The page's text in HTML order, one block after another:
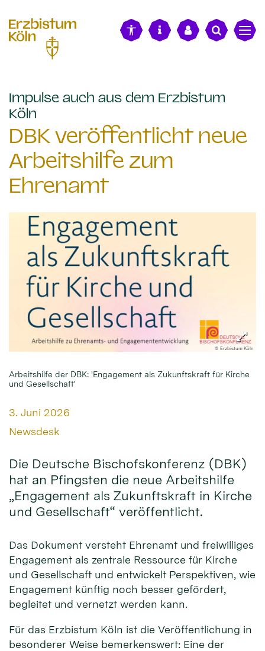
Impulse auch aus dem Erzbistum
Köln
DBK veröffentlicht neue
Arbeitshilfe zum
Ehrenamt
© Erzbistum Köln
Arbeitshilfe der DBK: 'Engagement als Zukunftskraft für Kirche
und Gesellschaft'
Datum:
3. Juni 2026
Von:
Newsdesk
Die Deutsche Bischofskonferenz (DBK)
hat an Pfingsten die neue Arbeitshilfe
„Engagement als Zukunftskraft in Kirche
und Gesellschaft“ veröffentlicht.
Das Dokument versteht Ehrenamt und freiwilliges
Engagement als zentrale Ressource für Kirche
und Gesellschaft und entwickelt Perspektiven, wie
Engagement künftig noch besser gefördert,
begleitet und vernetzt werden kann.
Für das Erzbistum Köln ist die Veröffentlichung in
besonderer Weise bemerkenswert: Eine der